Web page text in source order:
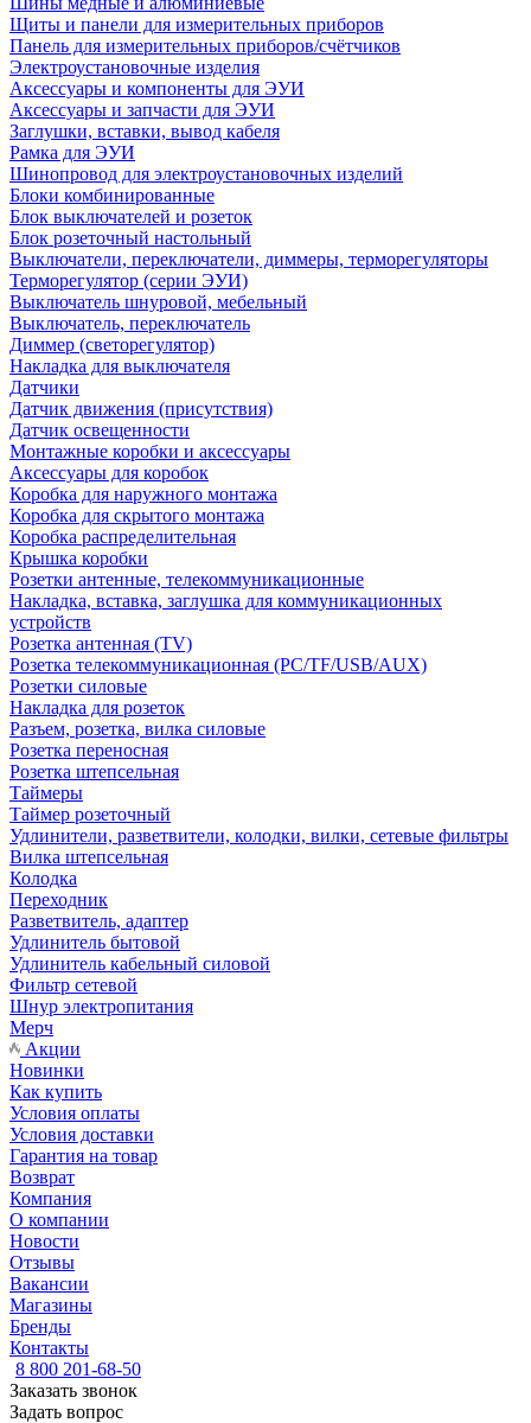
Щиты и панели для измерительных приборов
Панель для измерительных приборов/счётчиков
Электроустановочные изделия
Аксессуары и компоненты для ЭУИ
Аксессуары и запчасти для ЭУИ
Заглушки, вставки, вывод кабеля
Рамка для ЭУИ
Шинопровод для электроустановочных изделий
Блоки комбинированные
Блок выключателей и розеток
Блок розеточный настольный
Выключатели, переключатели, диммеры, терморегуляторы
Терморегулятор (серии ЭУИ)
Выключатель шнуровой, мебельный
Выключатель, переключатель
Диммер (светорегулятор)
Накладка для выключателя
Датчики
Датчик движения (присутствия)
Датчик освещенности
Монтажные коробки и аксессуары
Аксессуары для коробок
Коробка для наружного монтажа
Коробка для скрытого монтажа
Коробка распределительная
Крышка коробки
Розетки антенные, телекоммуникационные
Накладка, вставка, заглушка для коммуникационных
устройств
Розетка антенная (TV)
Розетка телекоммуникационная (PC/TF/USB/AUX)
Розетки силовые
Накладка для розеток
Разъем, розетка, вилка силовые
Розетка переносная
Розетка штепсельная
Таймеры
Таймер розеточный
Удлинители, разветвители, колодки, вилки, сетевые фильтры
Вилка штепсельная
Колодка
Переходник
Разветвитель, адаптер
Удлинитель бытовой
Удлинитель кабельный силовой
Фильтр сетевой
Шнур электропитания
Мерч
Акции
Новинки
Как купить
Условия оплаты
Условия доставки
Гарантия на товар
Возврат
Компания
О компании
Новости
Отзывы
Вакансии
Магазины
Бренды
Контакты
8 800 201-68-50
Заказать звонок
Задать вопрос